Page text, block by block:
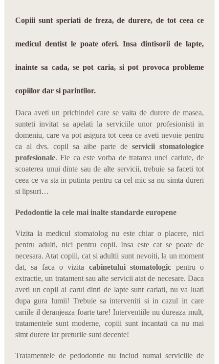
Copiii sunt speriati de freza, de durere, de tot ceea ce
medicul dentist le poate oferi. Insa dintisorii de lapte,
inainte sa cada, se pot caria, si pot provoca probleme
copiilor dar si parintilor.
Daca aveti un prichindel care se vaita de durere de masea,
sunteti invitat sa apelati la serviciile unor profesionisti in
domeniu, care va pot asigura tot ceea ce aveti nevoie pentru
ca al dvs. copil sa aibe parte deservicii stomatologice
profesionale. Fie ca este vorba de tratarea unei cariute, de
scoaterea unui dinte sau de alte servicii, trebuie sa faceti tot
ceea ce va sta in putinta pentru ca cel mic sa nu simta dureri
si lipsuri…
Pedodontie la cele mai inalte standarde europene
Vizita la medicul stomatolog nu este chiar o placere, nici
pentru adulti, nici pentru copii. Insa este cat se poate de
necesara. Atat copiii, cat si adultii sunt nevoiti, la un moment
dat, sa faca o vizita cabinetului stomatologic pentru o
extractie, un tratament sau alte servicii atat de necesare. Daca
aveti un copil ai carui dinti de lapte sunt cariati, nu va luati
dupa gura lumii! Trebuie sa interveniti si in cazul in care
cariile il deranjeaza foarte tare! Interventiile nu dureaza mult,
tratamentele sunt moderne, copiii sunt incantati ca nu mai
simt durere iar preturile sunt decente!
Tratamentele de pedodontie nu includ numai serviciile de